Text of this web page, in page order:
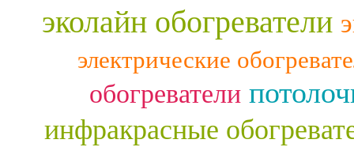
эколайн обогреватели
электрические
обогреватели
инфракрасные